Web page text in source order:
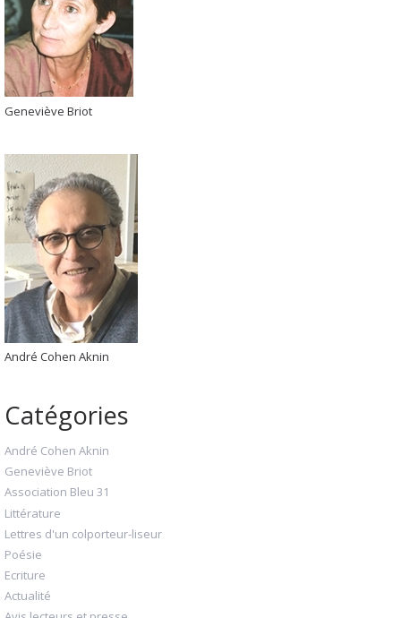
Geneviève Briot
André Cohen Aknin
Catégories
André Cohen Aknin
Geneviève Briot
Association Bleu 31
Littérature
Lettres d'un colporteur-liseur
Poésie
Ecriture
Actualité